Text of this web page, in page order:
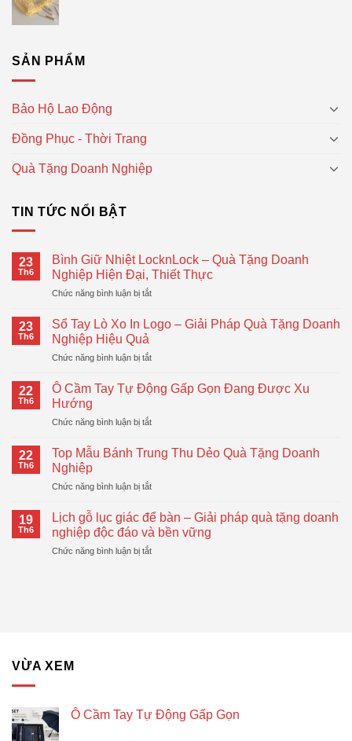
SẢN PHẨM
Bảo Hộ Lao Động
Đồng Phục - Thời Trang
Quà Tặng Doanh Nghiệp
TIN TỨC NỔI BẬT
23
Th6
Bình Giữ Nhiệt LocknLock – Quà Tặng Doanh
Nghiệp Hiện Đại, Thiết Thực
Chức năng bình luận bị tắtở
Nhiệt
–
Tặng
Hiện
Thiết
23
Th6
Sổ Tay Lò Xo In Logo – Giải Pháp Quà Tặng Doanh
Nghiệp Hiệu Quả
Chức năng bình luận bị tắtở
Tay
In
–
Quà
Doanh
Nghiệp
22
Th6
Ô Cầm Tay Tự Động Gấp Gọn Đang Được Xu
Hướng
Chức năng bình luận bị tắtở
Tay
Động
Gọn
Đang
Xu
22
Th6
Top Mẫu Bánh Trung Thu Dẻo Quà Tặng Doanh
Nghiệp
Chức năng bình luận bị tắtở
Mẫu
Bánh
Trung
Thu
19
Th6
Lịch gỗ lục giác để bàn – Giải pháp quà tặng doanh
nghiệp độc đáo và bền vững
Chức năng bình luận bị tắtở
doanh
VỪA XEM
Ô Cầm Tay Tự Động Gấp Gọn